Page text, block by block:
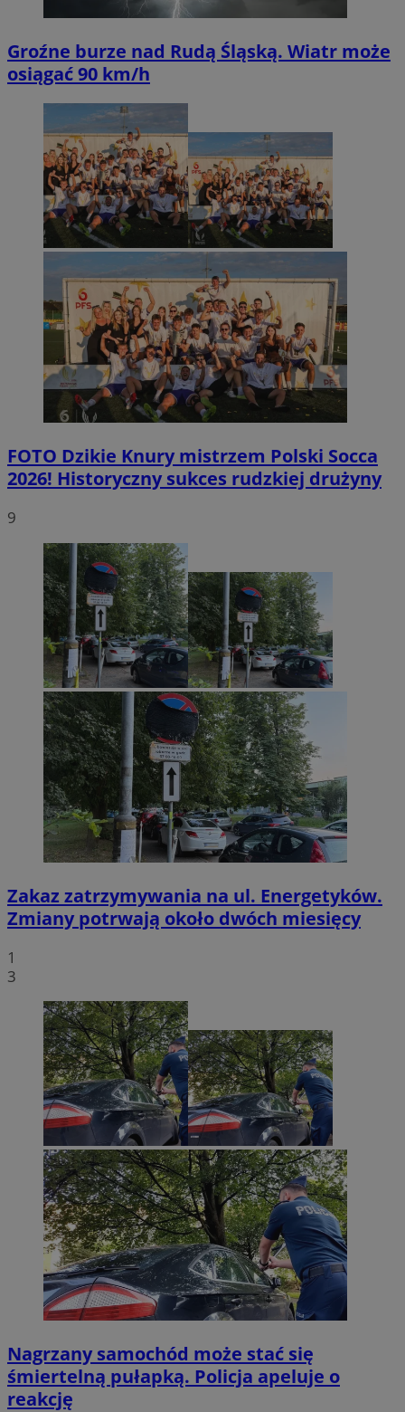
Groźne burze nad Rudą Śląską. Wiatr może
osiągać 90 km/h
FOTO Dzikie Knury mistrzem Polski Socca
2026! Historyczny sukces rudzkiej drużyny
9
Zakaz zatrzymywania na ul. Energetyków.
Zmiany potrwają około dwóch miesięcy
1
3
Nagrzany samochód może stać się
śmiertelną pułapką. Policja apeluje o
reakcję